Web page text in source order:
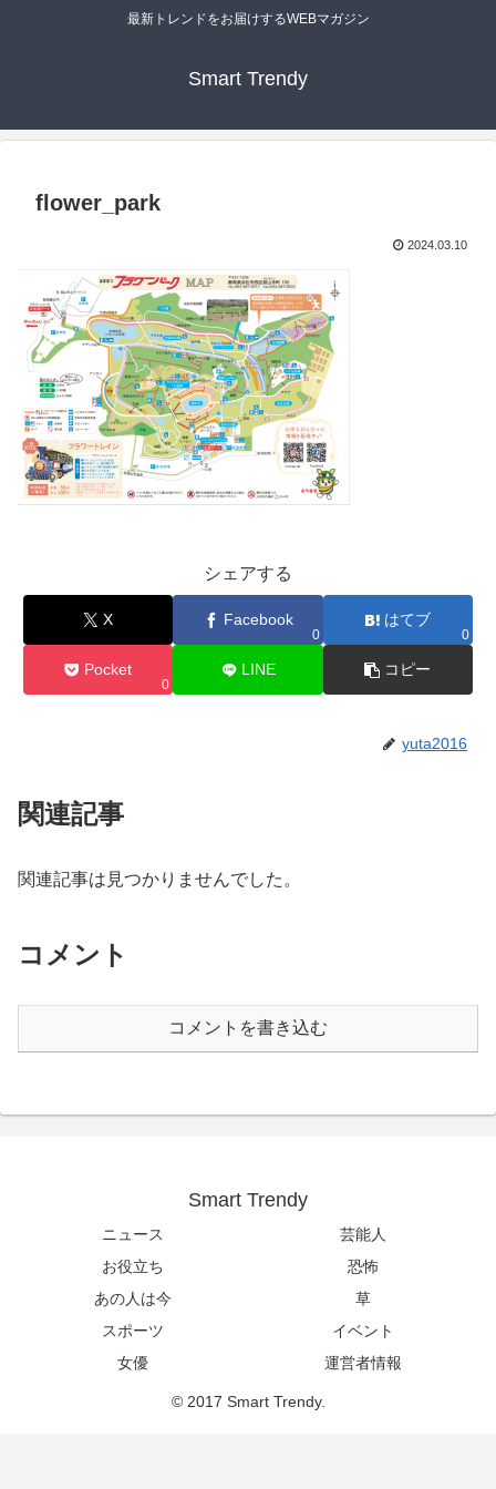
最新トレンドをお届けするWEBマガジン
Smart Trendy
flower_park
2024.03.10
シェアする
X Facebook
0
はてブ
0
Pocket
0
LINE コピー
yuta2016
関連記事
関連記事は見つかりませんでした。
コメント
コメントを書き込む
Smart Trendy
ニュース
芸能人
お役立ち
恐怖
あの人は今
草
スポーツ
イベント
女優
運営者情報
© 2017 Smart Trendy.